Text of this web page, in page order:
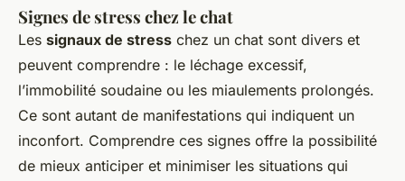
Signes de stress chez le chat
Les signaux de stress chez un chat sont divers et
peuvent comprendre : le léchage excessif,
l’immobilité soudaine ou les miaulements prolongés.
Ce sont autant de manifestations qui indiquent un
inconfort. Comprendre ces signes offre la possibilité
de mieux anticiper et minimiser les situations qui